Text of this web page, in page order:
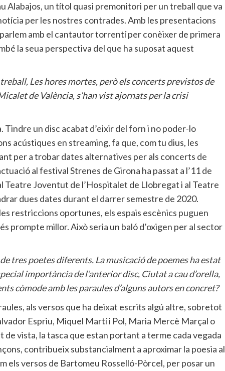
Alabajos, un títol quasi premonitori per un treball que va
per les nostres contrades. Amb les presentacions
amb el cantautor torrentí per conèixer de primera
la seua perspectiva del que ha suposat aquest
Les hores mortes, però els concerts previstos de
de València, s’han vist ajornats per la crisi
un disc acabat d’eixir del forn i no poder-lo
acústiques en streaming, fa que, com tu dius, les
per a trobar dates alternatives per als concerts de
al festival Strenes de Girona ha passat a l’11 de
Teatre Joventut de l’Hospitalet de Llobregat i al Teatre
dues dates durant el darrer semestre de 2020.
restriccions oportunes, els espais escènics puguen
prompte millor. Això seria un baló d’oxigen per al sector
tres poetes diferents. La musicació de poemes ha estat
importància de l’anterior disc, Ciutat a cau d’orella,
còmode amb les paraules d’alguns autors en concret?
als versos que ha deixat escrits algú altre, sobretot
Espriu, Miquel Martí i Pol, Maria Mercè Marçal o
vista, la tasca que estan portant a terme cada vegada
contribueix substancialment a aproximar la poesia al
els versos de Bartomeu Rosselló-Pòrcel, per posar un